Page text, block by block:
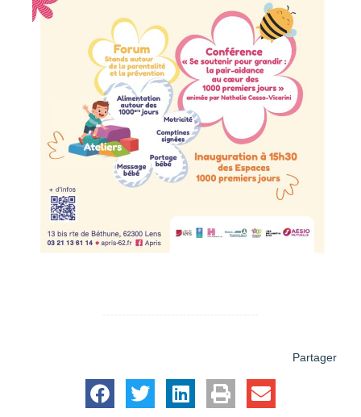
Partager